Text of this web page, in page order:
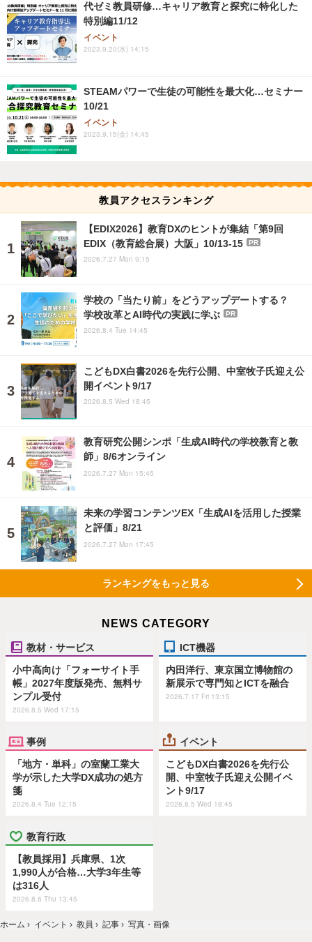
代ゼミ教員研修…キャリア教育と探究に特化した
特別編11/12
イベント
2023.9.20(水) 14:15
STEAMパワーで生徒の可能性を最大化…セミナー
10/21
イベント
2023.9.15(金) 14:45
教員アクセスランキング
【EDIX2026】教育DXのヒントが集結「第9回
EDIX（教育総合展）大阪」10/13-15
PR
2026.7.27 Mon 9:15
学校の「当たり前」をどうアップデートする？
学校改革とAI時代の実践に学ぶ
PR
2026.8.4 Tue 14:45
こどもDX白書2026を先行公開、中室牧子氏迎え公
開イベント9/17
2026.8.5 Wed 18:45
教育研究公開シンポ「生成AI時代の学校教育と教
師」8/6オンライン
2026.7.27 Mon 15:45
未来の学習コンテンツEX「生成AIを活用した授業
と評価」8/21
2026.7.27 Mon 17:45
ランキングをもっと見る
NEWS CATEGORY
教材・サービス
小中高向け「フォーサイト手
帳」2027年度版発売、無料サ
ンプル受付
2026.8.5 Wed 17:15
ICT機器
内田洋行、東京国立博物館の
新展示で専門知とICTを融合
2026.7.17 Fri 13:15
事例
「地方・単科」の室蘭工業大
学が示した大学DX成功の処方
箋
2026.8.4 Tue 12:15
イベント
こどもDX白書2026を先行公
開、中室牧子氏迎え公開イベ
ント9/17
2026.8.5 Wed 18:45
教育行政
【教員採用】兵庫県、1次
1,990人が合格…大学3年生等
は316人
2026.8.6 Thu 13:45
ホーム › イベント › 教員 › 記事 › 写真・画像